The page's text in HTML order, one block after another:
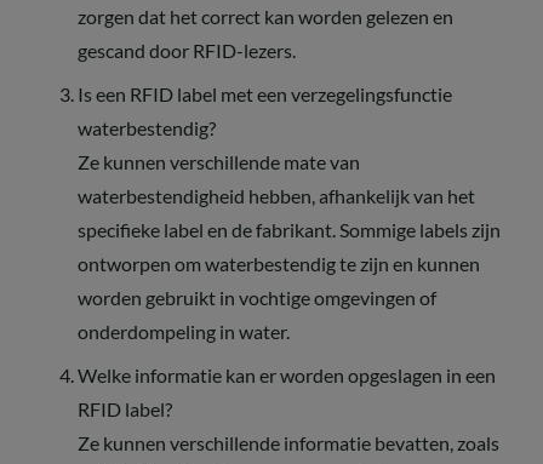
zorgen dat het correct kan worden gelezen en
gescand door RFID-lezers.
Is een RFID label met een verzegelingsfunctie
waterbestendig?
Ze kunnen verschillende mate van
waterbestendigheid hebben, afhankelijk van het
specifieke label en de fabrikant. Sommige labels zijn
ontworpen om waterbestendig te zijn en kunnen
worden gebruikt in vochtige omgevingen of
onderdompeling in water.
Welke informatie kan er worden opgeslagen in een
RFID label?
Ze kunnen verschillende informatie bevatten, zoals